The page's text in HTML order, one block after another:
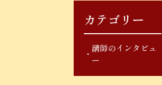
カテゴリー
講師のインタビュ
ー